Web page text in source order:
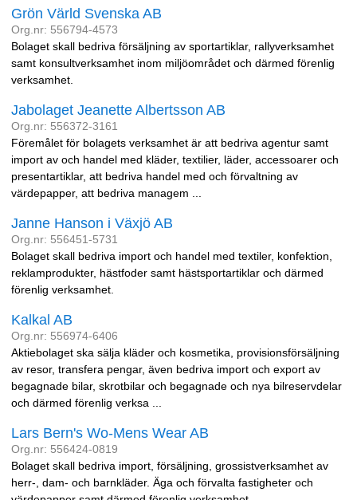
Grön Värld Svenska AB
Org.nr: 556794-4573
Bolaget skall bedriva försäljning av sportartiklar, rallyverksamhet
samt konsultverksamhet inom miljöområdet och därmed förenlig
verksamhet.
Jabolaget Jeanette Albertsson AB
Org.nr: 556372-3161
Föremålet för bolagets verksamhet är att bedriva agentur samt
import av och handel med kläder, textilier, läder, accessoarer och
presentartiklar, att bedriva handel med och förvaltning av
värdepapper, att bedriva managem ...
Janne Hanson i Växjö AB
Org.nr: 556451-5731
Bolaget skall bedriva import och handel med textiler, konfektion,
reklamprodukter, hästfoder samt hästsportartiklar och därmed
förenlig verksamhet.
Kalkal AB
Org.nr: 556974-6406
Aktiebolaget ska sälja kläder och kosmetika, provisionsförsäljning
av resor, transfera pengar, även bedriva import och export av
begagnade bilar, skrotbilar och begagnade och nya bilreservdelar
och därmed förenlig verksa ...
Lars Bern's Wo-Mens Wear AB
Org.nr: 556424-0819
Bolaget skall bedriva import, försäljning, grossistverksamhet av
herr-, dam- och barnkläder. Äga och förvalta fastigheter och